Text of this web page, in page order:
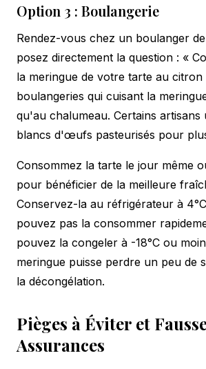
Option 3 : Boulangerie
Rendez-vous chez un boulanger
posez directement la question : «
la meringue de votre tarte au
boulangeries qui cuisant la
qu'au chalumeau. Certains artisans
blancs d'œufs pasteurisés pour
Consommez la tarte le jour même
pour bénéficier de la meilleure
Conservez-la au réfrigérateur à
pouvez pas la consommer
pouvez la congeler à -18°C ou
meringue puisse perdre un peu de
la décongélation.
Pièges à Éviter et
Assurances